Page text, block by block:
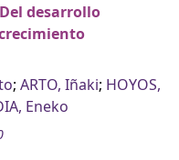
desarrollo
; ARTO, Iñaki; HOYOS,
Eneko